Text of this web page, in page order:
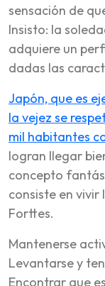
sensación de
Insisto: la
adquiere un
dadas las
Japón, que es
la vejez se
mil habitantes
logran llegar
concepto
consiste en vivir
Forttes.
Mantenerse
Levantarse y
Encontrar que